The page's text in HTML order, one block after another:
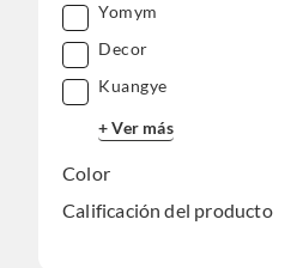
Yomym
Decor
Kuangye
+ Ver más
Color
Calificación del producto